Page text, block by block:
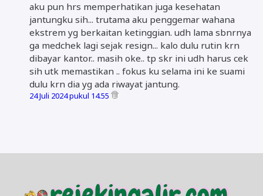
aku pun hrs memperhatikan juga kesehatan
jantungku sih... trutama aku penggemar wahana
ekstrem yg berkaitan ketinggian. udh lama sbnrnya
ga medchek lagi sejak resign... kalo dulu rutin krn
dibayar kantor.. masih oke.. tp skr ini udh harus cek
sih utk memastikan .. fokus ku selama ini ke suami
dulu krn dia yg ada riwayat jantung.
24 Juli 2024 pukul 14.55